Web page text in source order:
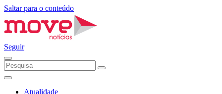
Saltar para o conteúdo
Seguir
Atualidade